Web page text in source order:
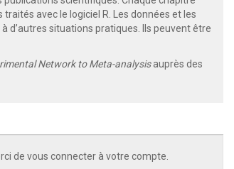
avec le logiciel R. Les données et les
d’autres situations pratiques. Ils peuvent être
Network to Meta-analysisauprès des
de vous connecter à votre compte.